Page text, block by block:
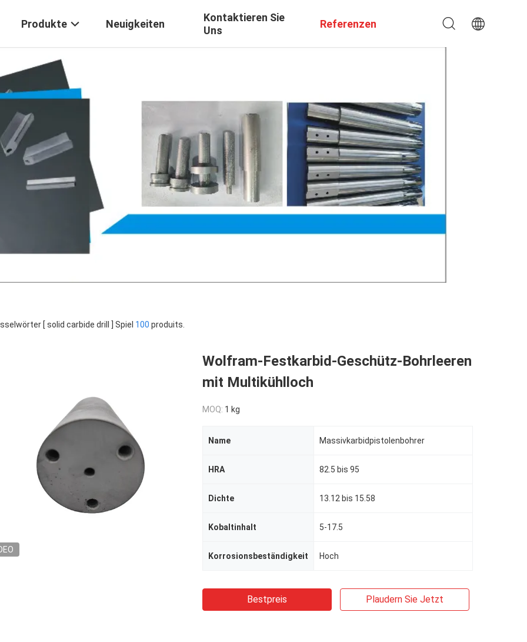
Produkte Neuigkeiten
Kontaktieren Sie
Uns
Referenzen
[ solid carbide drill ] Spiel 100 produits.
Wolfram-Festkarbid-Geschütz-Bohrleeren
mit Multikühlloch
MOQ: 1 kg
Name Massivkarbidpistolenbohrer
HRA 82.5 bis 95
Dichte 13.12 bis 15.58
Kobaltinhalt 5-17.5
Korrosionsbeständigkeit Hoch
Bestpreis Plaudern Sie Jetzt